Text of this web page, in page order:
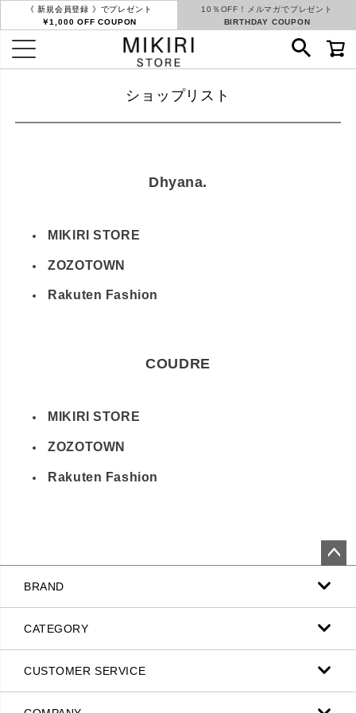
《 新規会員登録 》でプレゼント
￥1,000 OFF COUPON
10％OFF！メルマガでプレゼント
BIRTHDAY COUPON
ショップリスト
Dhyana.
MIKIRI STORE
ZOZOTOWN
Rakuten Fashion
COUDRE
MIKIRI STORE
ZOZOTOWN
Rakuten Fashion
ジト
ップ
へ
BRAND
CATEGORY
CUSTOMER SERVICE